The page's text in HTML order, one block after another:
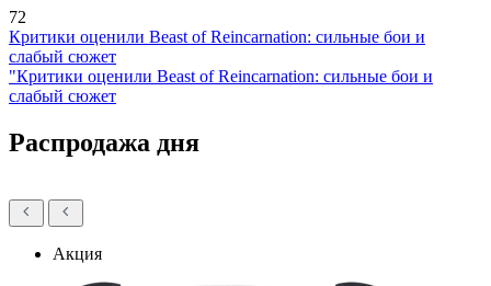
72
Критики оценили Beast of Reincarnation: сильные бои и
слабый сюжет
"Критики оценили Beast of Reincarnation: сильные бои и
слабый сюжет
Распродажа дня
Акция